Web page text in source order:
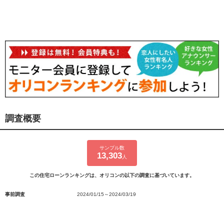
調査概要
サンプル数
13,303 人
この住宅ローンランキングは、オリコンの以下の調査に基づいています。
事前調査
2024/01/15～2024/03/19